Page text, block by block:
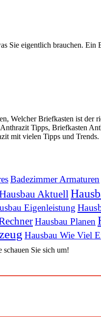
Sie eigentlich brauchen.
Welcher Briefkasten ist der
Tipps, Briefkasten
mit vielen Tipps und Trends.
Badezimmer Armaturen
Aktuell
Eigenleistung
Hausbau Planen
Hausbau Wie Viel
schauen Sie sich um!